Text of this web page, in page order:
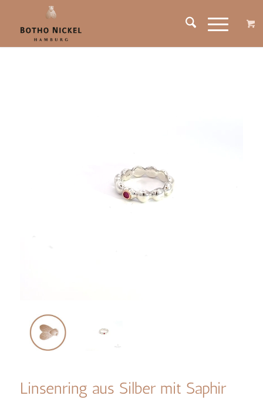
Linsenring aus Silber mit Saphir